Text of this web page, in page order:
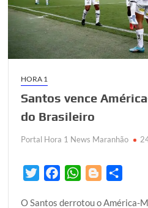
HORA 1
Santos vence
do Brasileiro
Portal Hora 1 News Maranhão
i
c
W
a
o
a
O Santos derrotou o América-